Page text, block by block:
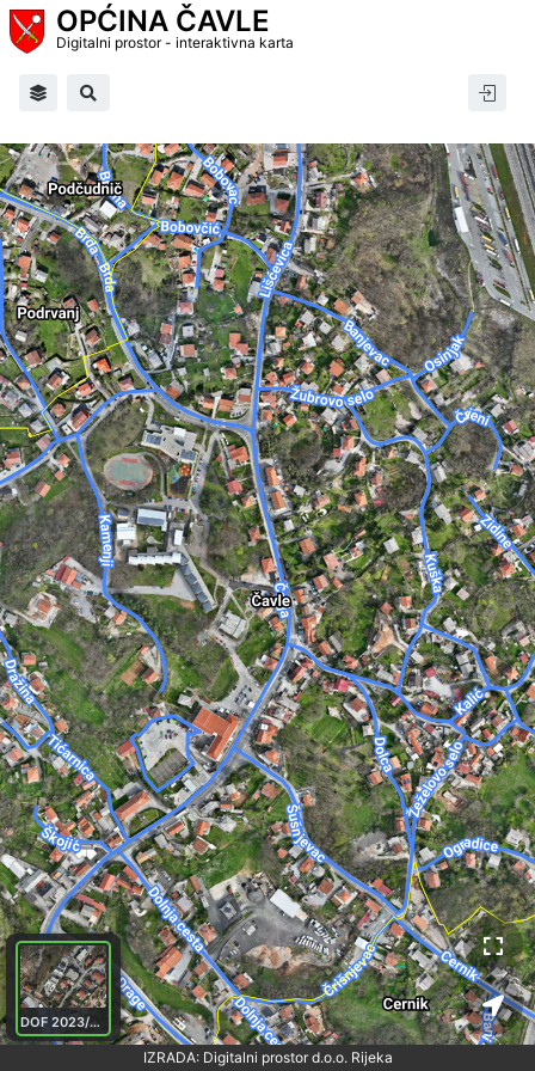
OPĆINA ČAVLE
Digitalni prostor - interaktivna karta
IZRADA: Digitalni prostor d.o.o. Rijeka
DOF 2023/25.g. 30/5 cm.